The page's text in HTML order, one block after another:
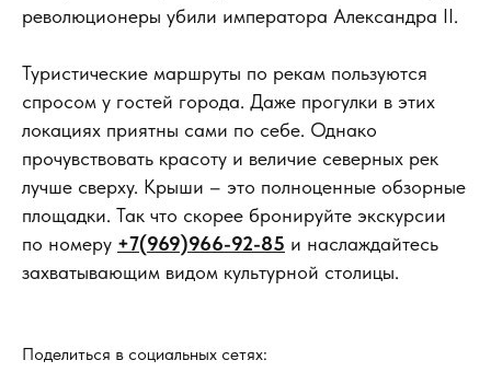
революционеры убили императора Александра II.
Туристические маршруты по рекам пользуются
спросом у гостей города. Даже прогулки в этих
локациях приятны сами по себе. Однако
прочувствовать красоту и величие северных рек
лучше сверху. Крыши – это полноценные обзорные
площадки. Так что скорее бронируйте экскурсии
по номеру +7(969)966-92-85 и наслаждайтесь
захватывающим видом культурной столицы.
Поделиться в социальных сетях: